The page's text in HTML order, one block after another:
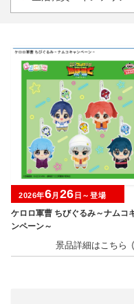
ケロロ軍曹 ちびぐるみ～ナムコ
ンペーン～
2026年6月 26 日～登場